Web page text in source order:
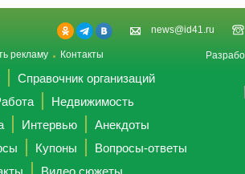
news@id41.ru
рекламу Контакты
Справочник организаций
Недвижимость
Интервью
Анекдоты
Купоны
Вопросы-ответы
Видео сюжеты